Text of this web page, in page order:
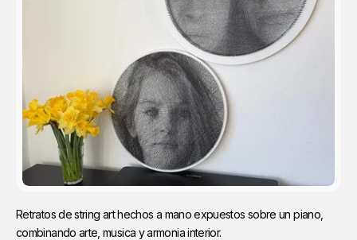
Retratos de string art hechos a mano expuestos sobre un piano,
combinando arte, musica y armonia interior.